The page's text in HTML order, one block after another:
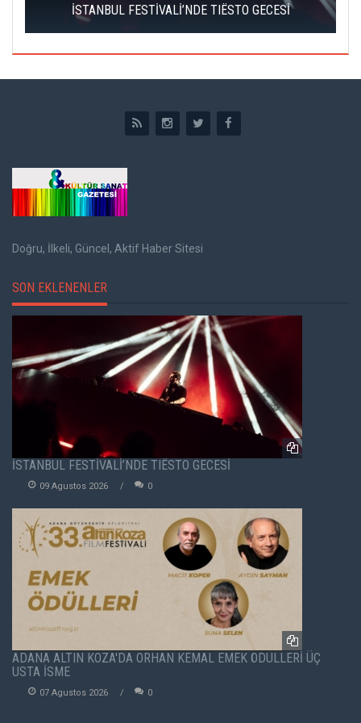
İSTANBUL FESTİVALİ’NDE TIËSTO GECESİ
Doğru, İlkeli, Güncel, Aktif Haber Sitesi
SON EKLENENLER
İSTANBUL FESTİVALİ’NDE TIËSTO GECESİ
09 Agustos 2026 0
ADANA ALTIN KOZA'DA ORHAN KEMAL EMEK ÖDÜLLERİ ÜÇ
USTA İSME
07 Agustos 2026 0